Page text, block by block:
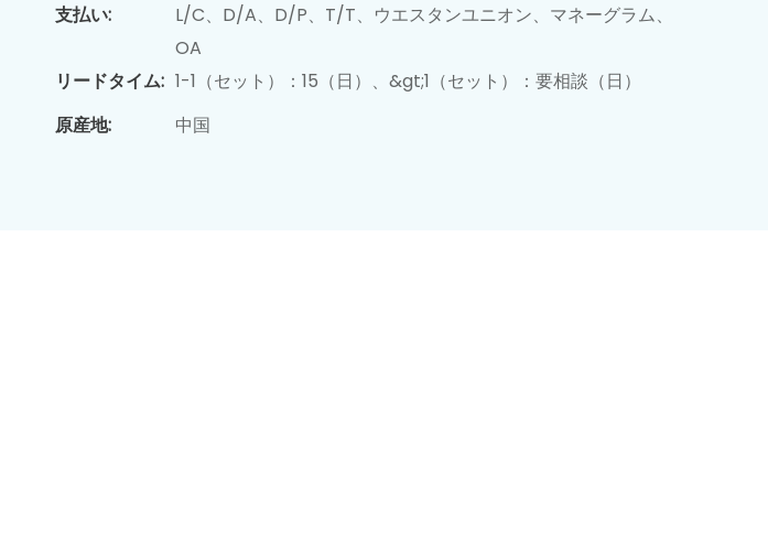
支払い:
L/C、D/A、D/P、T/T、ウエスタンユニオン、マネーグラム、
OA
リードタイム: 1-1（セット）：15（日）、&gt;1（セット）：要相談（日）
原産地:
中国